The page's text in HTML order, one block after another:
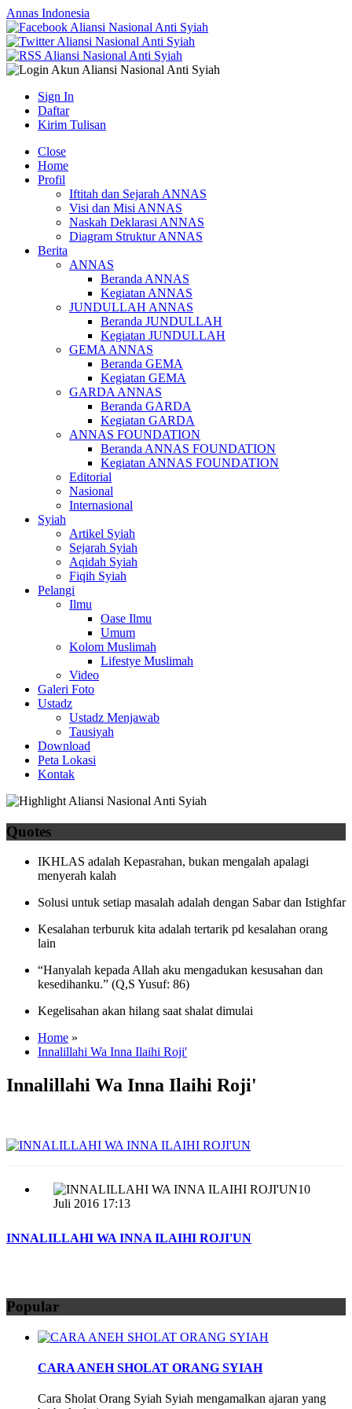
Annas Indonesia
Sign In
Daftar
Kirim Tulisan
Close
Home
Profil
Iftitah dan Sejarah ANNAS
Visi dan Misi ANNAS
Naskah Deklarasi ANNAS
Diagram Struktur ANNAS
Berita
ANNAS
Beranda ANNAS
Kegiatan ANNAS
JUNDULLAH ANNAS
Beranda JUNDULLAH
Kegiatan JUNDULLAH
GEMA ANNAS
Beranda GEMA
Kegiatan GEMA
GARDA ANNAS
Beranda GARDA
Kegiatan GARDA
ANNAS FOUNDATION
Beranda ANNAS FOUNDATION
Kegiatan ANNAS FOUNDATION
Editorial
Nasional
Internasional
Syiah
Artikel Syiah
Sejarah Syiah
Aqidah Syiah
Fiqih Syiah
Pelangi
Ilmu
Oase Ilmu
Umum
Kolom Muslimah
Lifestye Muslimah
Video
Galeri Foto
Ustadz
Ustadz Menjawab
Tausiyah
Download
Peta Lokasi
Kontak
Quotes
IKHLAS adalah Kepasrahan, bukan mengalah apalagi
menyerah kalah
Solusi untuk setiap masalah adalah dengan Sabar dan Istighfar
Kesalahan terburuk kita adalah tertarik pd kesalahan orang
lain
“Hanyalah kepada Allah aku mengadukan kesusahan dan
kesedihanku.” (Q,S Yusuf: 86)
Kegelisahan akan hilang saat shalat dimulai
Home »
Innalillahi Wa Inna Ilaihi Roji'
Innalillahi Wa Inna Ilaihi Roji'
10
Juli 2016 17:13
INNALILLAHI WA INNA ILAIHI ROJI'UN
Popular
CARA ANEH SHOLAT ORANG SYIAH
Cara Sholat Orang Syiah Syiah mengamalkan ajaran yang